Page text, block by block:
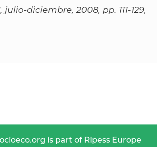
diciembre, 2008, pp. 111-129,
is part of Ripess Europe